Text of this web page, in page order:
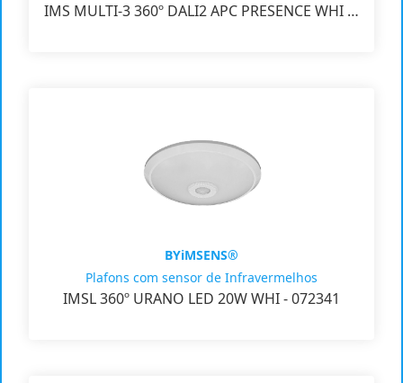
IMS MULTI-3 360º DALI2 APC PRESENCE WHI …
BYiMSENS®
Plafons com sensor de Infravermelhos
IMSL 360º URANO LED 20W WHI - 072341